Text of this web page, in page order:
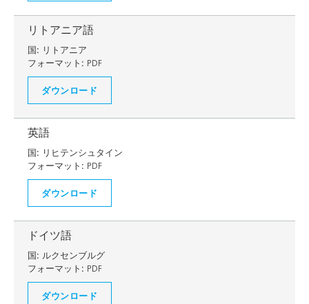
リトアニア語
国: リトアニア
フォーマット: PDF
ダウンロード
英語
国: リヒテンシュタイン
フォーマット: PDF
ダウンロード
ドイツ語
国: ルクセンブルグ
フォーマット: PDF
ダウンロード